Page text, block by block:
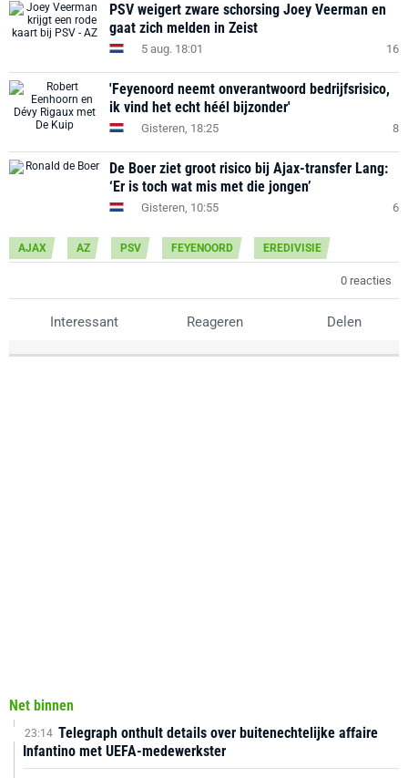
PSV weigert zware schorsing Joey Veerman en
gaat zich melden in Zeist
5 aug. 18:01 16
'Feyenoord neemt onverantwoord bedrijfsrisico,
ik vind het echt héél bijzonder'
Gisteren, 18:25 8
De Boer ziet groot risico bij Ajax-transfer Lang:
‘Er is toch wat mis met die jongen’
Gisteren, 10:55 6
AJAX AZ PSV FEYENOORD EREDIVISIE
0 reacties
Interessant Reageren Delen
Net binnen
23:14 Telegraph onthult details over buitenechtelijke affaire
Infantino met UEFA-medewerkster